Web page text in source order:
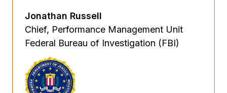
Jonathan Russell
Chief, Performance Management Unit
Federal Bureau of Investigation (FBI)